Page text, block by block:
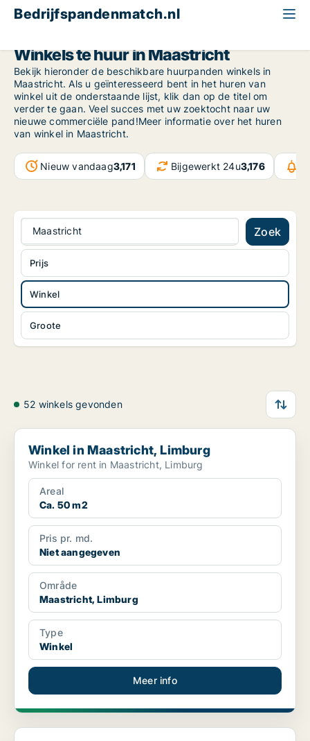
Bedrijfspandenmatch.nl
Winkels te huur in Maastricht
Bekijk hieronder de beschikbare huurpanden winkels in
Maastricht. Als u geïnteresseerd bent in het huren van
winkel uit de onderstaande lijst, klik dan op de titel om
verder te gaan. Veel succes met uw zoektocht naar uw
nieuwe commerciële pand!Meer informatie over het huren
van winkel in Maastricht.
Nieuw vandaag3,171 Bijgewerkt 24u3,176
Maastricht Zoek
Winkel
Groote
Prijs
52 winkels gevonden
Winkel in Maastricht, Limburg
Winkel in Maastricht, Limburg
Winkel for rent in Maastricht, Limburg
Areal
Ca. 50 m2
Pris pr. md.
Niet aangegeven
Område
Maastricht, Limburg
Type
Winkel
Meer info
Winkel in Maastricht, Limburg